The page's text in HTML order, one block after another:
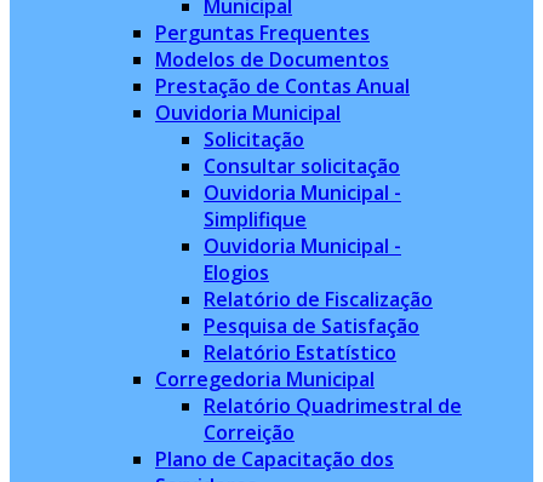
Municipal
Perguntas Frequentes
Modelos de Documentos
Prestação de Contas Anual
Ouvidoria Municipal
Solicitação
Consultar solicitação
Ouvidoria Municipal -
Simplifique
Ouvidoria Municipal -
Elogios
Relatório de Fiscalização
Pesquisa de Satisfação
Relatório Estatístico
Corregedoria Municipal
Relatório Quadrimestral de
Correição
Plano de Capacitação dos